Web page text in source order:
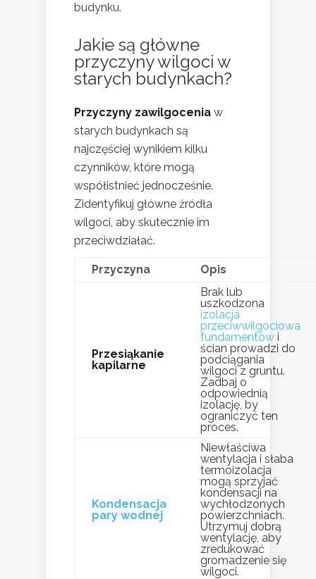
budynku.
Jakie są główne
przyczyny wilgoci w
starych budynkach?
Przyczyny zawilgocenia w
starych budynkach są
najczęściej wynikiem kilku
czynników, które mogą
współistnieć jednocześnie.
Zidentyfikuj główne źródła
wilgoci, aby skutecznie im
przeciwdziałać.
Przyczyna Opis
Przesiąkanie
kapilarne
Brak lub
uszkodzona
izolacja
przeciwwilgociowa
fundamentów i
ścian prowadzi do
podciągania
wilgoci z gruntu.
Zadbaj o
odpowiednią
izolację, by
ograniczyć ten
proces.
Kondensacja
pary wodnej
Niewłaściwa
wentylacja i słaba
termoizolacja
mogą sprzyjać
kondensacji na
wychłodzonych
powierzchniach.
Utrzymuj dobrą
wentylację, aby
zredukować
gromadzenie się
wilgoci.